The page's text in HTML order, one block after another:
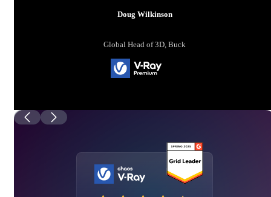
Doug Wilkinson
Global Head of 3D, Buck